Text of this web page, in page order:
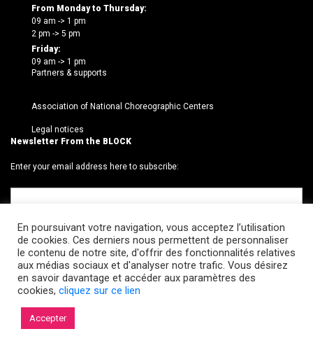
From Monday to Thursday:
09 am -> 1 pm
2 pm -> 5 pm
Friday:
09 am -> 1 pm
Partners & supports
Association of National Choreographic Centers
Legal notices
Newsletter From the BLOCK
Enter your email address here to subscribe:
© 2026 Le BLOCK · CCNR. Tous droits réservés.
En poursuivant votre navigation, vous acceptez l’utilisation
de cookies. Ces derniers nous permettent de personnaliser
le contenu de notre site, d'offrir des fonctionnalités relatives
aux médias sociaux et d'analyser notre trafic. Vous désirez
en savoir davantage et accéder aux paramètres des
cookies, cliquez sur ce lien
Accepter